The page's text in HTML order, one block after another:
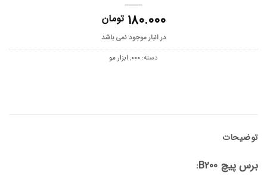
۱۸۰.۰۰۰ تومان
در انبار موجود نمی باشد
دسته: 000
, ابزار مو
توضیحات
برس پیچ B200: